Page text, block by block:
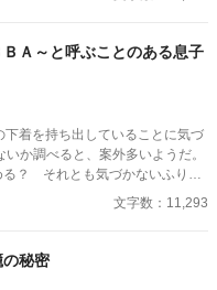
てくれる存在だった。 ある日の
ほど親密に。 優しくて穏やかで
の心は揺れていく。 大人の女性
な同居生活（？）がはじまる。
Ａ～と呼ぶことのある息子
着を持ち出していることに気づ
か調べると、案外多いようだ。
る？ それとも気づかないふりを
文字数：11,293
秘密